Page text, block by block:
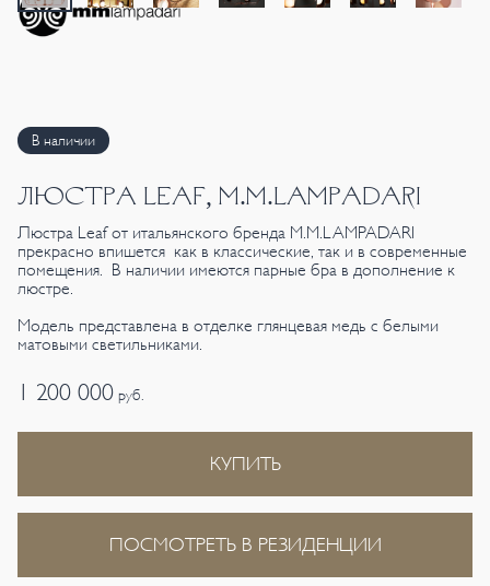
В наличии
ЛЮСТРА LEAF, M.M.LAMPADARI
Люстра Leaf от итальянского бренда M.M.LAMPADARI
прекрасно впишется как в классические, так и в современные
помещения. В наличии имеются парные бра в дополнение к
люстре.
Модель представлена в отделке глянцевая медь с белыми
матовыми светильниками.
1 200 000 руб.
КУПИТЬ
ПОСМОТРЕТЬ В РЕЗИДЕНЦИИ